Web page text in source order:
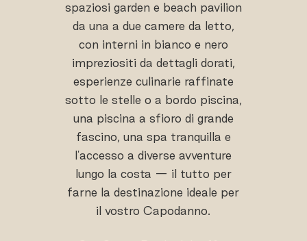
spaziosi garden e beach pavilion
da una a due camere da letto,
con interni in bianco e nero
impreziositi da dettagli dorati,
esperienze culinarie raffinate
sotto le stelle o a bordo piscina,
una piscina a sfioro di grande
fascino, una spa tranquilla e
l'accesso a diverse avventure
lungo la costa — il tutto per
farne la destinazione ideale per
il vostro Capodanno.